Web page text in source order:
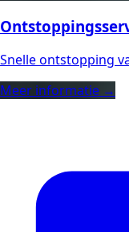
Snelle ontstopping
Meer informatie →